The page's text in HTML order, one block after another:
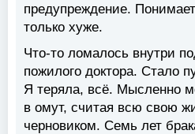
предупреждение.
только хуже.
Что-то ломалось внутри
пожилого доктора. Стало
Я теряла, всё. Мысленно
в омут, считая всю свою
черновиком. Семь лет